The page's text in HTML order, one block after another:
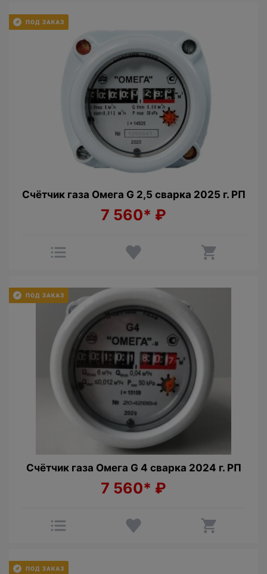
Счётчик газа Омега G 2,5 сварка 2025 г. РП
7 560* ₽
Счётчик газа Омега G 4 сварка 2024 г. РП
7 560* ₽